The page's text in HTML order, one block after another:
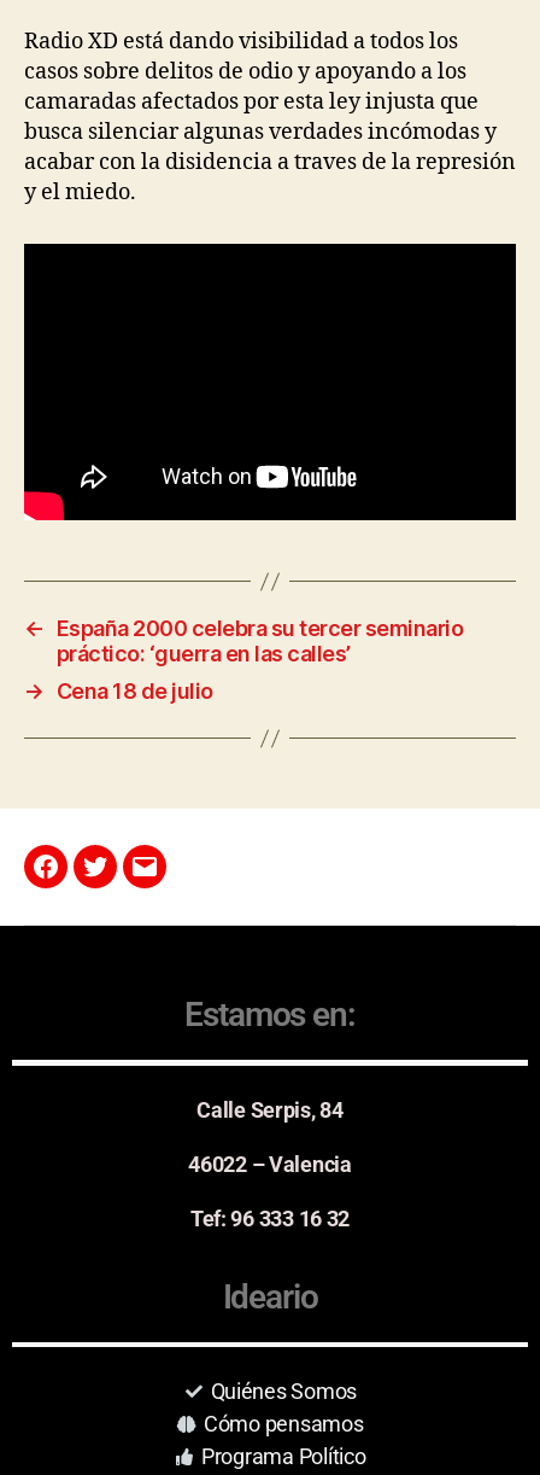
Radio XD está dando visibilidad a todos los
casos sobre delitos de odio y apoyando a los
camaradas afectados por esta ley injusta que
busca silenciar algunas verdades incómodas y
acabar con la disidencia a traves de la represión
y el miedo.
←
España 2000 celebra su tercer seminario
práctico: ‘guerra en las calles’
→
Cena 18 de julio
Estamos en:
Calle Serpis, 84
46022 – Valencia
Tef: 96 333 16 32
Ideario
Quiénes Somos
Cómo pensamos
Programa Político